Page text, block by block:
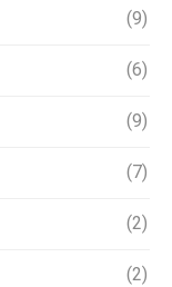
(9)
(6)
(9)
(7)
(2)
(2)